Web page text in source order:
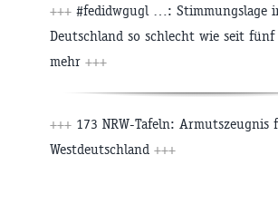
+++ #fedidwgugl …: Stimmungslage
Deutschland so schlecht wie seit
mehr +++
+++ 173 NRW-Tafeln: Armutszeugnis
Westdeutschland +++